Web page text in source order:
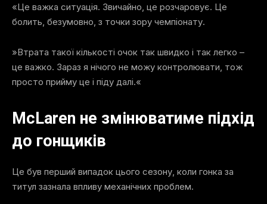
«Це важка ситуація. Звичайно, це розчаровує. Це
болить, безумовно, з точки зору чемпіонату.
»Втрата такої кількості очок так швидко і так легко –
це важко. Зараз я нічого не можу контролювати, тож
просто прийму це і піду далі.«
McLaren не змінюватиме підхід
до гонщиків
Це був перший випадок цього сезону, коли гонка за
титул зазнала впливу механічних проблем.